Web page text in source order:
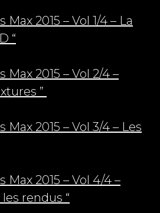
2015 – Vol 1/4 – La
“
Max 2015 – Vol 2/4 –
”
Max 2015 – Vol 3/4 – Les
Max 2015 – Vol 4/4 –
rendus “